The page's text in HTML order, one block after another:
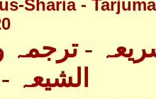
Sharia -
- ترجمہ
الشیعہ - 02/20